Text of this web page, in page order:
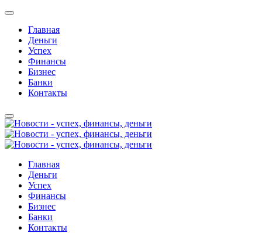
Главная
Деньги
Успех
Финансы
Бизнес
Банки
Контакты
Главная
Деньги
Успех
Финансы
Бизнес
Банки
Контакты